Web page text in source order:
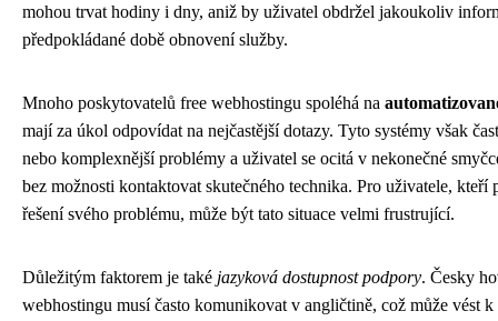
mohou trvat hodiny i dny, aniž by uživatel obdržel jakoukoliv
předpokládané době obnovení služby.
Mnoho poskytovatelů free webhostingu spoléhá na
mají za úkol odpovídat na nejčastější dotazy. Tyto systémy však
nebo komplexnější problémy a uživatel se ocitá v nekonečné
bez možnosti kontaktovat skutečného technika. Pro uživatele,
řešení svého problému, může být tato situace velmi frustrující.
Důležitým faktorem je také jazyková dostupnost podpory. Česky
webhostingu musí často komunikovat v angličtině, což může vést k